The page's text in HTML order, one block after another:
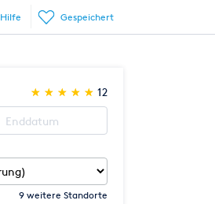
Gespeichert
Hilfe
(*)
★
★
(*) ★
★
(*) ★
★
(*) ★
★
(*) ★
★ 12
9 weitere Standorte